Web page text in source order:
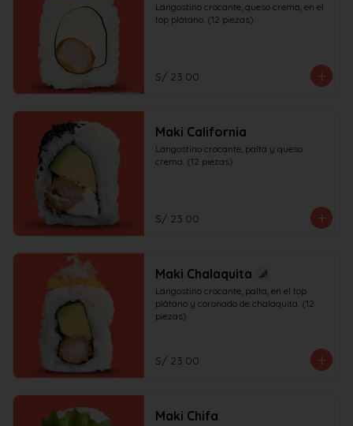
Langostino crocante, queso crema, en el
top plátano. (12 piezas)
S/ 23.00
Maki California
Langostino crocante, palta y queso
crema. (12 piezas)
S/ 23.00
Maki Chalaquita
Langostino crocante, palta, en el top
plátano y coronado de chalaquita. (12
piezas)
S/ 23.00
Maki Chifa